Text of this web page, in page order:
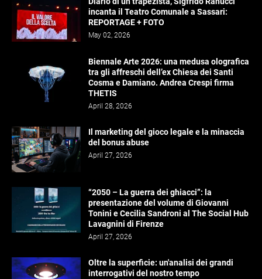
incanta il Teatro Comunale a Sassari:
REPORTAGE + FOTO
May 02, 2026
Biennale Arte 2026: una medusa olografica
tra gli affreschi dell’ex Chiesa dei Santi
Cosma e Damiano. Andrea Crespi firma
THETIS
April 28, 2026
Il marketing del gioco legale e la minaccia
del bonus abuse
April 27, 2026
“2050 – La guerra dei ghiacci”: la
presentazione del volume di Giovanni
Tonini e Cecilia Sandroni al The Social Hub
Lavagnini di Firenze
April 27, 2026
Oltre la superficie: un'analisi dei grandi
interrogativi del nostro tempo